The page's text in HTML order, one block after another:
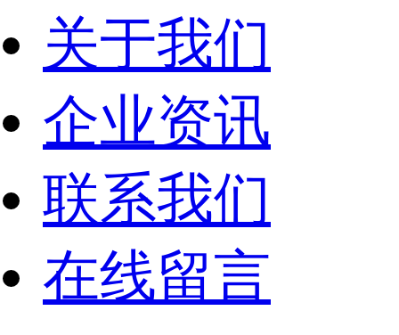
关于我们
企业资讯
联系我们
在线留言